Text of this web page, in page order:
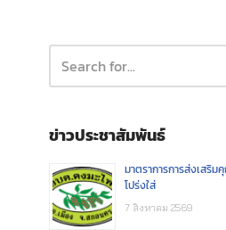
ข่าวประชาสัมพันธ์
มาตราการการส่งเสริม
โปร่งใส่
7 สิงหาคม 2569